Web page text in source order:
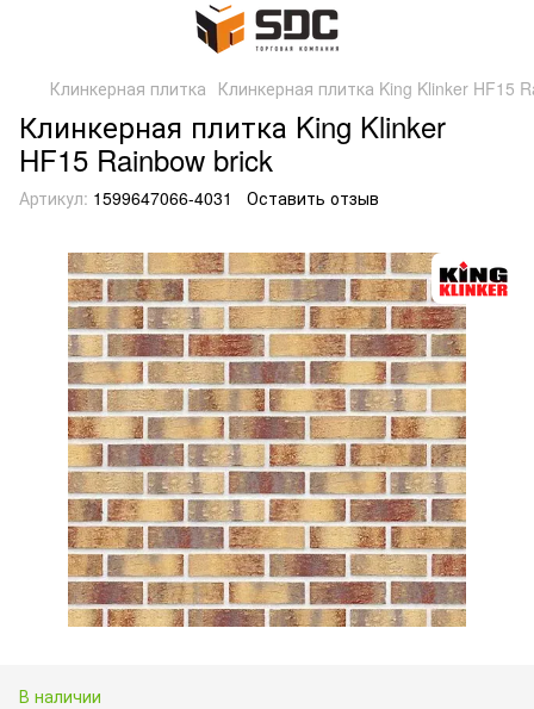
Клинкерная плитка Клинкерная плитка King Klinker HF15
Клинкерная плитка King Klinker
HF15 Rainbow brick
Артикул: 1599647066-4031 Оставить отзыв
В наличии